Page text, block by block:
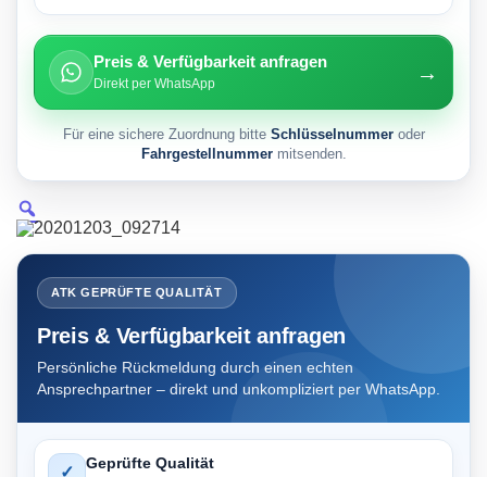
Preis & Verfügbarkeit anfragen
Direkt per WhatsApp →
Für eine sichere Zuordnung bitte Schlüsselnummeroder
Fahrgestellnummermitsenden.
ATK GEPRÜFTE QUALITÄT
Preis & Verfügbarkeit anfragen
Persönliche Rückmeldung durch einen echten
Ansprechpartner – direkt und unkompliziert per WhatsApp.
✓ Geprüfte Qualität